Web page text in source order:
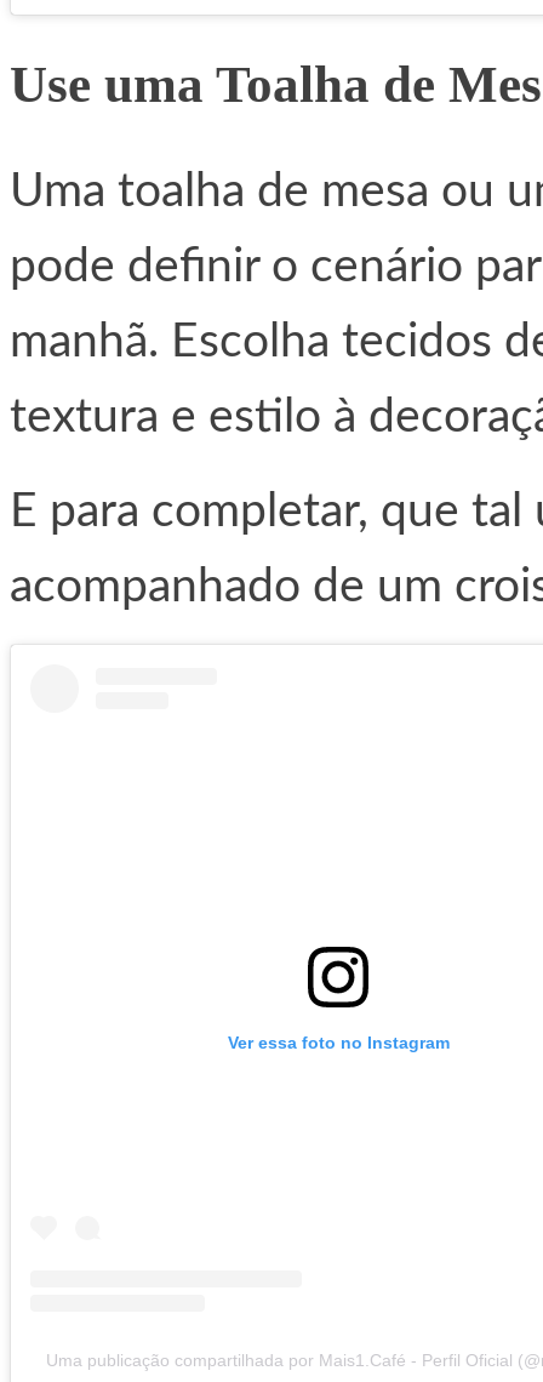
Use uma Toalha de
Uma toalha de mesa ou
pode definir o cenário
manhã. Escolha tecidos
textura e estilo à
E para completar, que
acompanhado de um
Ver essa foto no Instagram
Uma publicação compartilhada por Mais1.Café - Perfil Oficial